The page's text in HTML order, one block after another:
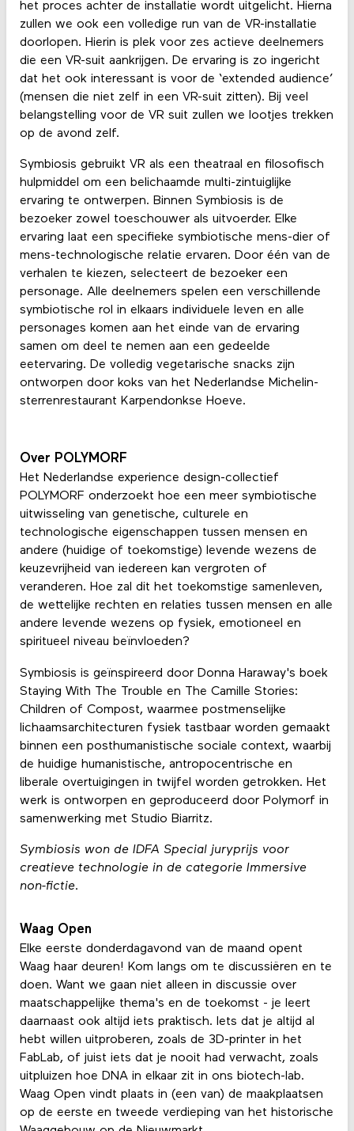
het proces achter de installatie wordt uitgelicht. Hierna
zullen we ook een volledige run van de VR-installatie
doorlopen. Hierin is plek voor zes actieve deelnemers
die een VR-suit aankrijgen. De ervaring is zo ingericht
dat het ook interessant is voor de ‘extended audience’
(mensen die niet zelf in een VR-suit zitten). Bij veel
belangstelling voor de VR suit zullen we lootjes trekken
op de avond zelf.
Symbiosis gebruikt VR als een theatraal en filosofisch
hulpmiddel om een belichaamde multi-zintuiglijke
ervaring te ontwerpen. Binnen Symbiosis is de
bezoeker zowel toeschouwer als uitvoerder. Elke
ervaring laat een specifieke symbiotische mens-dier of
mens-technologische relatie ervaren. Door één van de
verhalen te kiezen, selecteert de bezoeker een
personage. Alle deelnemers spelen een verschillende
symbiotische rol in elkaars individuele leven en alle
personages komen aan het einde van de ervaring
samen om deel te nemen aan een gedeelde
eetervaring. De volledig vegetarische snacks zijn
ontworpen door koks van het Nederlandse Michelin-
sterrenrestaurant Karpendonkse Hoeve.
Over POLYMORF
Het Nederlandse experience design-collectief
POLYMORF onderzoekt hoe een meer symbiotische
uitwisseling van genetische, culturele en
technologische eigenschappen tussen mensen en
andere (huidige of toekomstige) levende wezens de
keuzevrijheid van iedereen kan vergroten of
veranderen. Hoe zal dit het toekomstige samenleven,
de wettelijke rechten en relaties tussen mensen en alle
andere levende wezens op fysiek, emotioneel en
spiritueel niveau beïnvloeden?
Symbiosis is geïnspireerd door Donna Haraway's boek
Staying With The Trouble en The Camille Stories:
Children of Compost, waarmee postmenselijke
lichaamsarchitecturen fysiek tastbaar worden gemaakt
binnen een posthumanistische sociale context, waarbij
de huidige humanistische, antropocentrische en
liberale overtuigingen in twijfel worden getrokken. Het
werk is ontworpen en geproduceerd door Polymorf in
samenwerking met Studio Biarritz.
Symbiosis won de IDFA Special juryprijs voor
creatieve technologie in de categorie Immersive
non-fictie.
Waag Open
Elke eerste donderdagavond van de maand opent
Waag haar deuren! Kom langs om te discussiëren en te
doen. Want we gaan niet alleen in discussie over
maatschappelijke thema's en de toekomst - je leert
daarnaast ook altijd iets praktisch. Iets dat je altijd al
hebt willen uitproberen, zoals de 3D-printer in het
FabLab, of juist iets dat je nooit had verwacht, zoals
uitpluizen hoe DNA in elkaar zit in ons biotech-lab.
Waag Open vindt plaats in (een van) de maakplaatsen
op de eerste en tweede verdieping van het historische